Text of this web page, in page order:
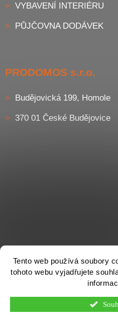
Tento web používá soubory
tohoto webu vyjadřujete
VYBAVENÍ INTERIÉRU
PŮJČOVNA DODÁVEK
PRODOMOS s.r.o.
Budějovická 199, Homole
370 01 České Budějovice